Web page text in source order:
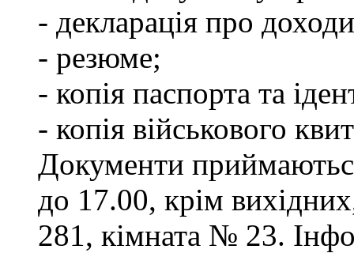
- декларація про
- резюме;
- копія паспорта та
- копія військового
Документи
до 17.00, крім
281, кімната № 23.